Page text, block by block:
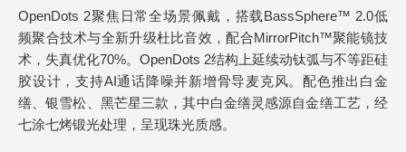
OpenDots 2聚焦日常全场景佩戴，搭载BassSphere™ 2.0低
频聚合技术与全新升级杜比音效，配合MirrorPitch™聚能镜技
术，失真优化70%。OpenDots 2结构上延续动钛弧与不等距硅
胶设计，支持AI通话降噪并新增骨导麦克风。配色推出白金
缮、银雪松、黑芒星三款，其中白金缮灵感源自金缮工艺，经
七涂七烤锻光处理，呈现珠光质感。